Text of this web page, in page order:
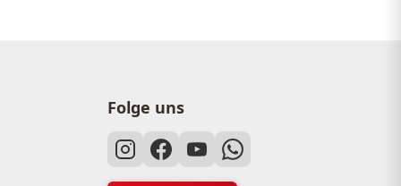
Folge uns